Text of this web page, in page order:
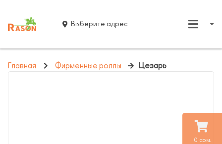
0 сом.
Выберите адрес
Главная Фирменные роллы Цезарь